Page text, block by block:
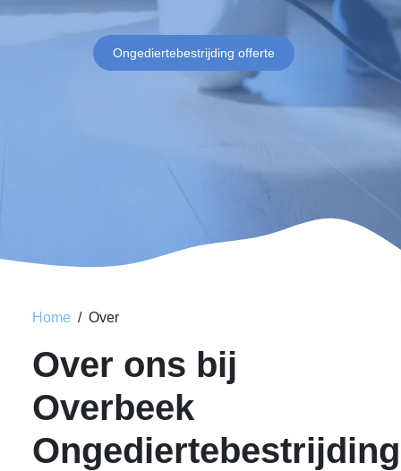
Ongediertebestrijding offerte
Home Over
Over ons bij
Overbeek
Ongediertebestrijding